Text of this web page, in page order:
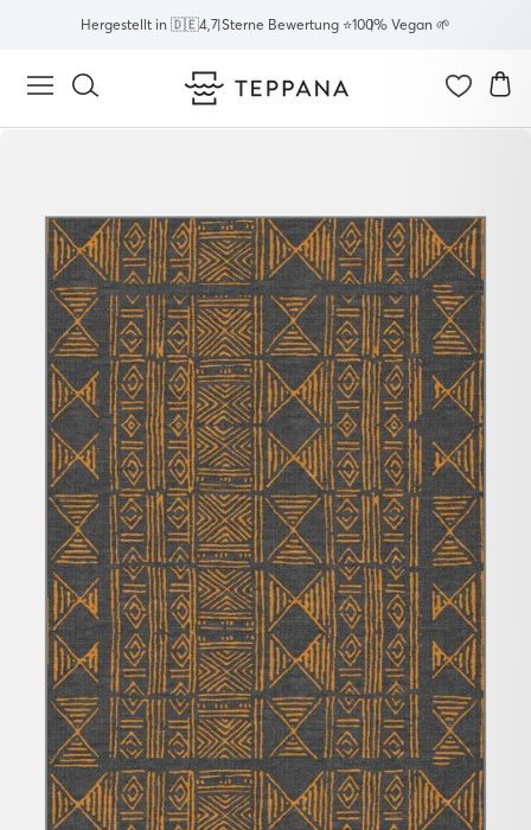
Inhalt
Hergestellt in 🇩🇪4,7 Sterne Bewertung ⭐100% Vegan 🌱
Seitennavigation